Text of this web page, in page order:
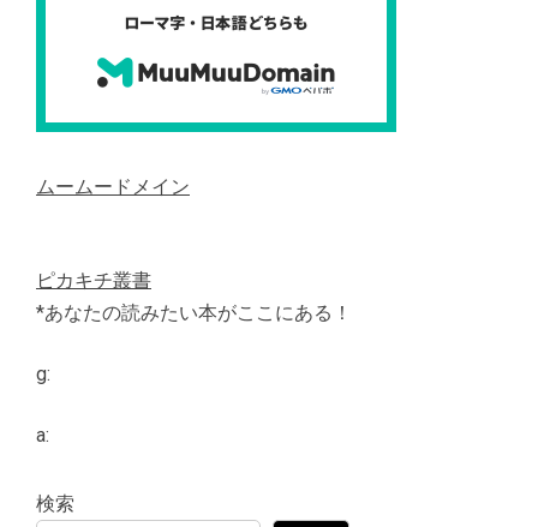
ムームードメイン
ピカキチ叢書
*あなたの読みたい本がここにある！
g:
a:
検索